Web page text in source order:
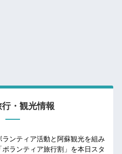
・観光情報
ランティア活動と阿蘇観光を組み
ボランティア旅行割」を本日スタ